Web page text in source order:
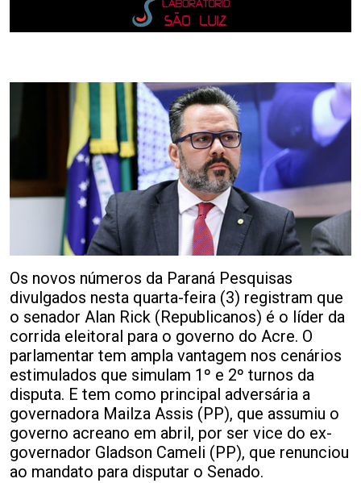
Os novos números da Paraná Pesquisas
divulgados nesta quarta-feira (3) registram que
o senador Alan Rick (Republicanos) é o líder da
corrida eleitoral para o governo do Acre. O
parlamentar tem ampla vantagem nos cenários
estimulados que simulam 1º e 2º turnos da
disputa. E tem como principal adversária a
governadora Mailza Assis (PP), que assumiu o
governo acreano em abril, por ser vice do ex-
governador Gladson Cameli (PP), que renunciou
ao mandato para disputar o Senado.